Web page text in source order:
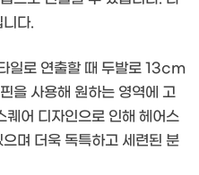
다.
일로 연출할 때 두발로 13cm
을 사용해 원하는 영역에 고
퀘어 디자인으로 인해 헤어스
며 더욱 독특하고 세련된 분